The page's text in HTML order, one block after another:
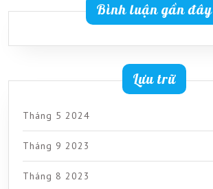
Bình luận gần đây
Lưu trữ
Tháng 5 2024
Tháng 9 2023
Tháng 8 2023